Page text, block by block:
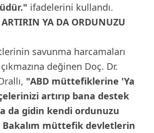
ifadelerini kullandı.
YA DA ORDUNUZU
savunma harcamaları
değinen Doç. Dr.
"ABD müttefiklerine 'Ya
artırıp bana destek
da gidin kendi ordunuzu
müttefik devletlerin